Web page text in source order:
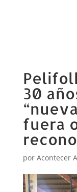
30
fuera
por Acontecer